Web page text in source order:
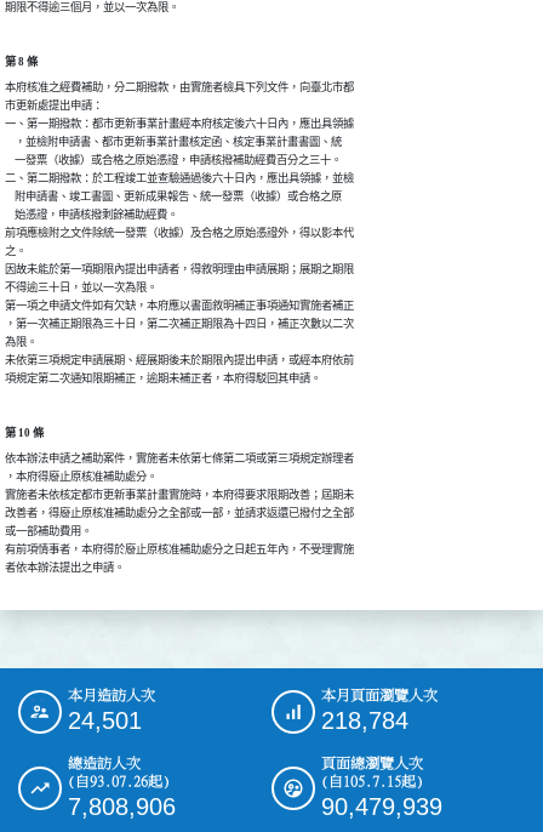
期限不得逾三個月，並以一次為限。
第 8 條
本府核准之經費補助，分二期撥款，由實施者檢具下列文件，向臺北市都
市更新處提出申請：
一、第一期撥款：都市更新事業計畫經本府核定後六十日內，應出具領據
    ，並檢附申請書、都市更新事業計畫核定函、核定事業計畫書圖、統
    一發票（收據）或合格之原始憑證，申請核撥補助經費百分之三十。
二、第二期撥款：於工程竣工並查驗通過後六十日內，應出具領據，並檢
    附申請書、竣工書圖、更新成果報告、統一發票（收據）或合格之原
    始憑證，申請核撥剩餘補助經費。
前項應檢附之文件除統一發票（收據）及合格之原始憑證外，得以影本代
之。
因故未能於第一項期限內提出申請者，得敘明理由申請展期；展期之期限
不得逾三十日，並以一次為限。
第一項之申請文件如有欠缺，本府應以書面敘明補正事項通知實施者補正
，第一次補正期限為三十日，第二次補正期限為十四日，補正次數以二次
為限。
未依第三項規定申請展期、經展期後未於期限內提出申請，或經本府依前
項規定第二次通知限期補正，逾期未補正者，本府得駁回其申請。
第 10 條
依本辦法申請之補助案件，實施者未依第七條第二項或第三項規定辦理者
，本府得廢止原核准補助處分。
實施者未依核定都市更新事業計畫實施時，本府得要求限期改善；屆期未
改善者，得廢止原核准補助處分之全部或一部，並請求返還已撥付之全部
或一部補助費用。
有前項情事者，本府得於廢止原核准補助處分之日起五年內，不受理實施
者依本辦法提出之申請。
::: 本月造訪人次
24,501
本月頁面瀏覽人次
218,784
總造訪人次
(自93.07.26起)
7,808,906
頁面總瀏覽人次
(自105.7.15起)
90,479,939